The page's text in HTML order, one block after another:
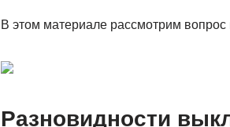
В этом материале рассмотрим
Разновидности